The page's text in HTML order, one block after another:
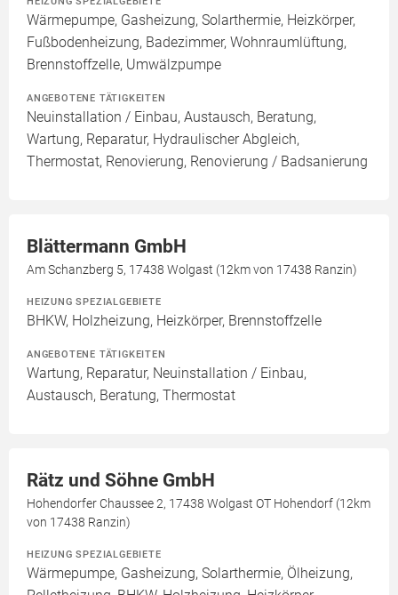
Wärmepumpe, Gasheizung, Solarthermie, Heizkörper,
Fußbodenheizung, Badezimmer, Wohnraumlüftung,
Brennstoffzelle, Umwälzpumpe
ANGEBOTENE TÄTIGKEITEN
Neuinstallation / Einbau, Austausch, Beratung,
Wartung, Reparatur, Hydraulischer Abgleich,
Thermostat, Renovierung, Renovierung / Badsanierung
Blättermann GmbH
Am Schanzberg 5, 17438 Wolgast (12km von 17438 Ranzin)
HEIZUNG SPEZIALGEBIETE
BHKW, Holzheizung, Heizkörper, Brennstoffzelle
ANGEBOTENE TÄTIGKEITEN
Wartung, Reparatur, Neuinstallation / Einbau,
Austausch, Beratung, Thermostat
Rätz und Söhne GmbH
Hohendorfer Chaussee 2, 17438 Wolgast OT Hohendorf (12km
von 17438 Ranzin)
HEIZUNG SPEZIALGEBIETE
Wärmepumpe, Gasheizung, Solarthermie, Ölheizung,